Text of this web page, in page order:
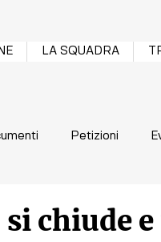
LA SQUADRA
Petizioni
si chiude